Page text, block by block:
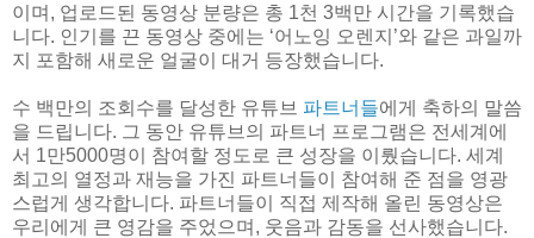
이며, 업로드된 동영상 분량은 총 1천 3백만 시간을 기록했습
니다. 인기를 끈 동영상 중에는 ‘어노잉 오렌지’와 같은 과일까
지 포함해 새로운 얼굴이 대거 등장했습니다.
수 백만의 조회수를 달성한 유튜브 파트너들에게 축하의 말씀
을 드립니다. 그 동안 유튜브의 파트너 프로그램은 전세계에
서 1만5000명이 참여할 정도로 큰 성장을 이뤘습니다. 세계
최고의 열정과 재능을 가진 파트너들이 참여해 준 점을 영광
스럽게 생각합니다. 파트너들이 직접 제작해 올린 동영상은
우리에게 큰 영감을 주었으며, 웃음과 감동을 선사했습니다.